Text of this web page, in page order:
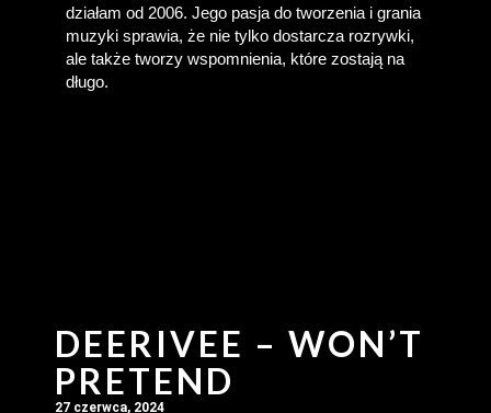
działam od 2006. Jego pasja do tworzenia i grania
muzyki sprawia, że nie tylko dostarcza rozrywki,
ale także tworzy wspomnienia, które zostają na
długo.
DEERIVEE – WON’T
PRETEND
27 czerwca, 2024